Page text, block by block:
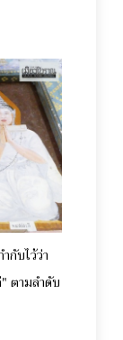
กับไว้ว่า
ตามลำดับ